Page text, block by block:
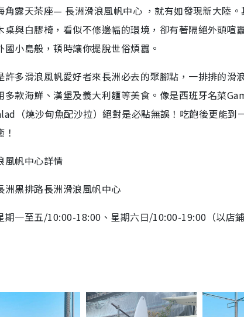
角露天茶座— 長洲滑浪風帆中心 ，就有如發現新大陸
桌與白膠椅，看似不修邊幅的環境，卻有著隔絕外頭
國小島般，頓時讓你擺脫世俗煩囂。
許多滑浪風帆愛好者來長洲必去的聚腳點，一排排的滑
多款海鮮、漢堡及義大利麵等美食。像是西班牙名菜
（燒沙甸魚配沙拉）絕對是必點無誤！吃飽後更能到
風帆中心詳情
洲黑排路長洲滑浪風帆中心
期一至五/10:00-18:00、星期六日/10:00-19:00（以店